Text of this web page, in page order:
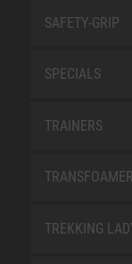
SAFETY-GRIP
SPECIALS
TRAINERS
TREKKING